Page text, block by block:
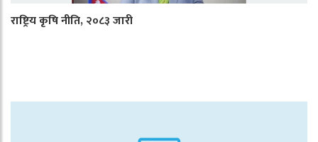
राष्ट्रिय कृषि नीति, २०८३ जारी